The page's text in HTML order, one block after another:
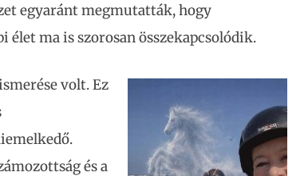
egyaránt megmutatták, hogy
ma is szorosan összekapcsolódik.
volt. Ez
és a